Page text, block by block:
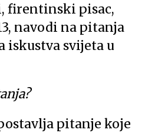
firentinski pisac,
navodi na pitanja
iskustva svijeta u
pitanje koje